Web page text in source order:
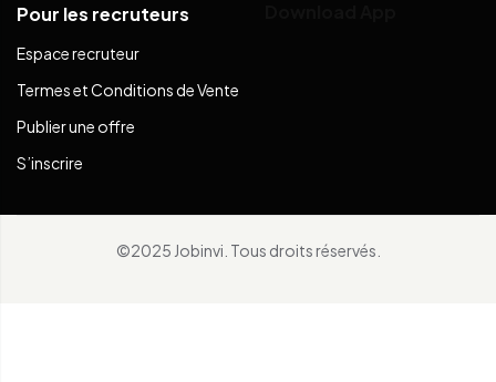
Pour les recruteurs
Espace recruteur
Termes et Conditions de Vente
Publier une offre
S’inscrire
©2025 Jobinvi. Tous droits réservés.